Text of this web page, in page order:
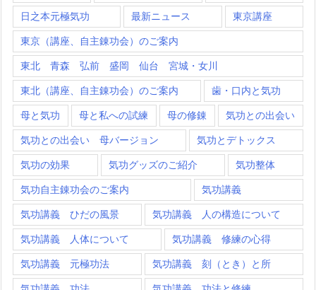
日之本元極気功 最新ニュース 東京講座
東京（講座、自主錬功会）のご案内
東北 青森 弘前 盛岡 仙台 宮城・女川
東北（講座、自主錬功会）のご案内 歯・口内と気功
母と気功 母と私への試練 母の修錬 気功との出会い
気功との出会い 母バージョン 気功とデトックス
気功の効果 気功グッズのご紹介 気功整体
気功自主錬功会のご案内 気功講義
気功講義 ひだの風景 気功講義 人の構造について
気功講義 人体について 気功講義 修練の心得
気功講義 元極功法 気功講義 刻（とき）と所